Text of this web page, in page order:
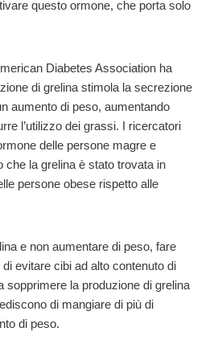
questo ormone, che porta solo
Diabetes Association ha
di grelina stimola la secrezione
aumento di peso, aumentando
l’utilizzo dei grassi. I ricercatori
delle persone magre e
la grelina è stato trovata in
persone obese rispetto alle
e non aumentare di peso, fare
evitare cibi ad alto contenuto di
sopprimere la produzione di grelina
di mangiare di più di
di peso.